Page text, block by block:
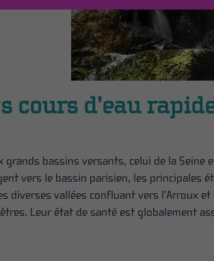
cours d’eau
grands bassins versants, celui de la Seine
vers le bassin parisien, les principales
diverses vallées confluant vers l’Arroux et
Leur état de santé est globalement